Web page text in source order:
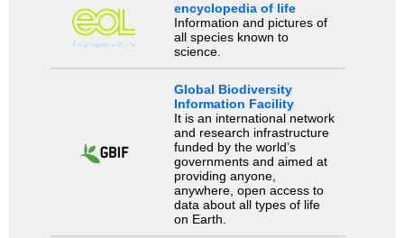
encyclopedia of life
Information and pictures of
all species known to
science.
Global Biodiversity
Information Facility
It is an international network
and research infrastructure
funded by the world’s
governments and aimed at
providing anyone,
anywhere, open access to
data about all types of life
on Earth.